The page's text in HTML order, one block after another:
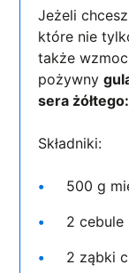
Jeżeli
które nie
także
pożywny
sera żółtego:
Składniki:
500 g
2 cebule
2 ząbki